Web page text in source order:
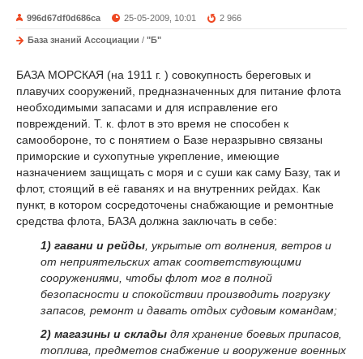
996d67df0d686ca 25-05-2009, 10:01 2 966
База знаний Ассоциации / "Б"
БАЗА МОРСКАЯ (на 1911 г. ) совокупность береговых и
плавучих сооружений, предназначенных для питание флота
необходимыми запасами и для исправление его
повреждений. Т. к. флот в это время не способен к
самообороне, то с понятием о Базе неразрывно связаны
приморские и сухопутные укрепление, имеющие
назначением защищать с моря и с суши как саму Базу, так и
флот, стоящий в её гаванях и на внутренних рейдах. Как
пункт, в котором сосредоточены снабжающие и ремонтные
средства флота, БАЗА должна заключать в себе:
1) гавани и рейды , укрытые от волнения, ветров и
от неприятельских атак соответствующими
сооружениями, чтобы флот мог в полной
безопасности и спокойствии производить погрузку
запасов, ремонт и давать отдых судовым командам;
2) магазины и склады для хранение боевых припасов,
топлива, предметов снабжение и вооружение военных